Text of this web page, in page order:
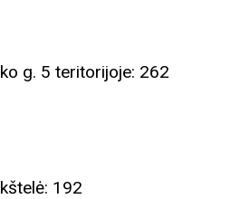
g. 5 teritorijoje: 262
192